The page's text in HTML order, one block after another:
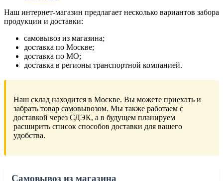
Наш интернет-магазин предлагает несколько вариантов забора
продукции и доставки:
самовывоз из магазина;
доставка по Москве;
доставка по МО;
доставка в регионы транспортной компанией.
Наш склад находится в Москве. Вы можете приехать и
забрать товар самовывозом. Мы также работаем с
доставкой через СДЭК, а в будущем планируем
расширить список способов доставки для вашего
удобства.
Самовывоз из магазина